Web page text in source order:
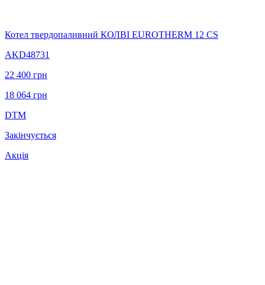
Котел твердопаливний КОЛВІ EUROTHERM 12 CS
AKD48731
22 400 грн
18 064 грн
DTM
Закінчується
Акція